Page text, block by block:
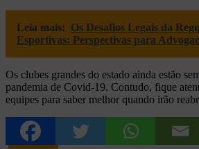
Leia mais: Os Desafios Legais da
Esportivas: Perspectivas para
Os clubes grandes do estado ainda estão
pandemia de Covid-19. Contudo, fique
equipes para saber melhor quando irão